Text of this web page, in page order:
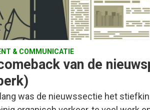
& COMMUNICATIE
van de
was de nieuwssectie het